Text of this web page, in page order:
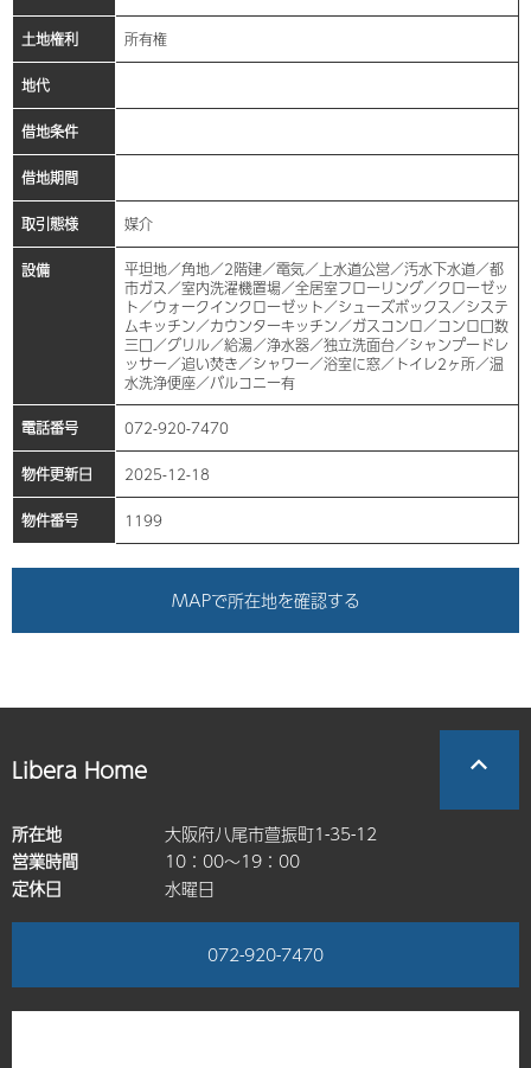
土地権利 所有権
地代
借地条件
借地期間
取引態様 媒介
設備
平坦地／角地／2階建／電気／上水道公営／汚水下水道／都
市ガス／室内洗濯機置場／全居室フローリング／クローゼッ
ト／ウォークインクローゼット／シューズボックス／システ
ムキッチン／カウンターキッチン／ガスコンロ／コンロ口数
三口／グリル／給湯／浄水器／独立洗面台／シャンプードレ
ッサー／追い焚き／シャワー／浴室に窓／トイレ2ヶ所／温
水洗浄便座／バルコニー有
電話番号 072-920-7470
物件更新日 2025-12-18
物件番号 1199
MAPで所在地を確認する
Libera Home
所在地
大阪府八尾市萱振町1-35-12
営業時間
10：00～19：00
定休日
水曜日
072-920-7470